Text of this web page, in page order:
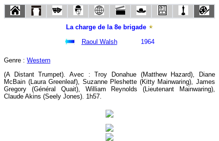
La charge de la 8e brigade
Raoul Walsh
1964
Genre : Western
(A Distant Trumpet). Avec : Troy Donahue (Matthew Hazard), Diane
McBain (Laura Greenleaf), Suzanne Pleshette (Kitty Mainwaring), James
Gregory (Général Quait), William Reynolds (Lieutenant Mainwaring),
Claude Akins (Seely Jones). 1h57.